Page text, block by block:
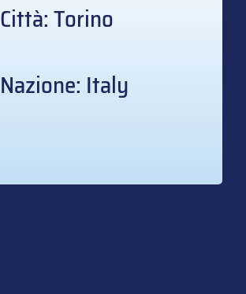
Città: Torino
Nazione: Italy